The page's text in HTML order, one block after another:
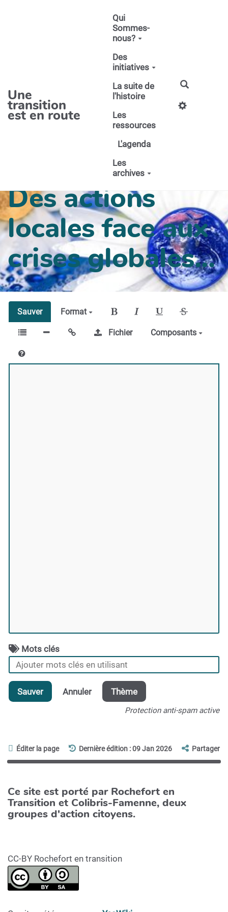
Une
transition
est en route
Qui
Sommes-
nous?
Des
initiatives
La suite de
l'histoire
Les
ressources
L'agenda
Les
archives
Des actions
locales face aux
crises globales...
Sauver Format
Fichier Composants
Mots clés
Sauver Annuler Thème
Protection anti-spam active
Éditer la page Dernière édition : 09 Jan 2026 Partager
Ce site est porté par Rochefort en
Transition et Colibris-Famenne, deux
groupes d'action citoyens.
CC-BY Rochefort en transition